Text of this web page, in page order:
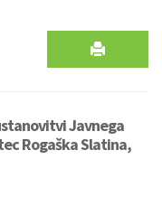
Javnega
Rogaška Slatina,